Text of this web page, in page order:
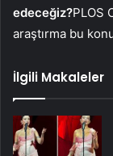
edeceğiz?PLOS
araştırma bu
İlgili Makaleler